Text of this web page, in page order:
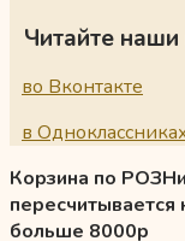
Читайте наши
во Вконтакте
в
Корзина по
больше 8000р